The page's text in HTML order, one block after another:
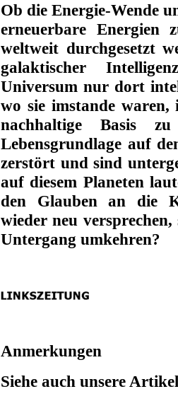
Ob die Energie-Wende
erneuerbare Energien
weltweit durchgesetzt
galaktischer
Universum nur dort
wo sie imstande waren,
nachhaltige Basis
Lebensgrundlage auf
zerstört und sind
auf diesem Planeten
den Glauben an die
wieder neu
Untergang umkehren?
Anmerkungen
Siehe auch unsere